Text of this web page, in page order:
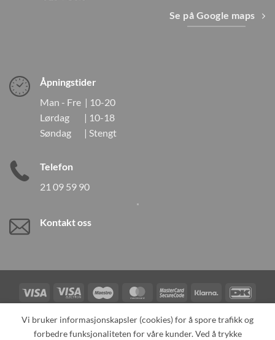
Se på Google maps
Åpningstider
Man - Fre | 10-20
Lørdag | 10-18
Søndag | Stengt
Telefon
21 09 59 90
Kontakt oss
Visa
Visa
Electron
Maestro MasterCardMasterCard
2
Klarna
Card
TILBAKEKALLINGER KONTAKT OSS OM OSS
Vi bruker informasjonskapsler (cookies) for å spore trafikk og
forbedre funksjonaliteten for våre kunder. Ved å trykke